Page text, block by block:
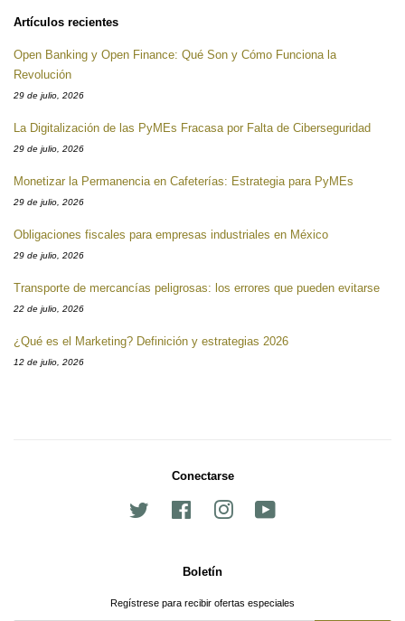
Artículos recientes
Open Banking y Open Finance: Qué Son y Cómo Funciona la
Revolución
29 de julio, 2026
La Digitalización de las PyMEs Fracasa por Falta de Ciberseguridad
29 de julio, 2026
Monetizar la Permanencia en Cafeterías: Estrategia para PyMEs
29 de julio, 2026
Obligaciones fiscales para empresas industriales en México
29 de julio, 2026
Transporte de mercancías peligrosas: los errores que pueden evitarse
22 de julio, 2026
¿Qué es el Marketing? Definición y estrategias 2026
12 de julio, 2026
Conectarse
Facebook Instagram
Boletín
Regístrese para recibir ofertas especiales